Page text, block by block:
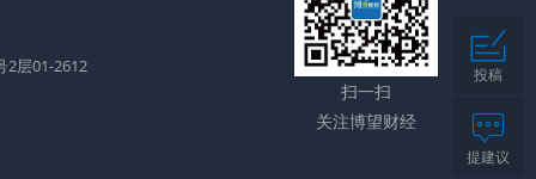
2层01-2612
扫一扫
关注博望财经
投稿
提建议